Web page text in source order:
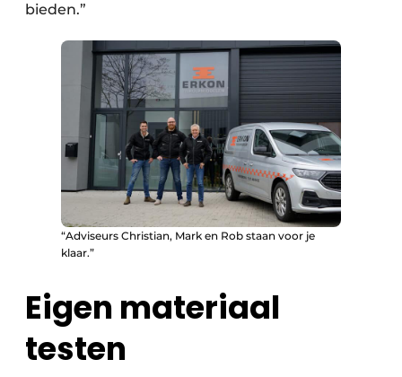
bieden.”
“Adviseurs Christian, Mark en Rob staan voor je
klaar.”
Eigen materiaal
testen